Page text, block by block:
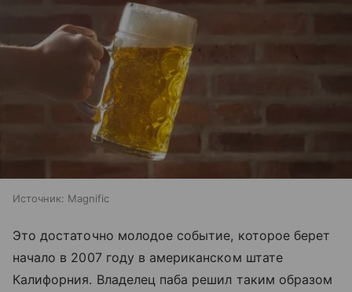
Источник: Magnific
Это достаточно молодое событие, которое берет
начало в 2007 году в американском штате
Калифорния. Владелец паба решил таким образом